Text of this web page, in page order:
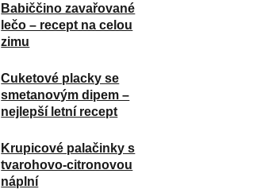
Babiččino zavařované
lečo – recept na celou
zimu
Cuketové placky se
smetanovým dipem –
nejlepší letní recept
Krupicové palačinky s
tvarohovo-citronovou
náplní